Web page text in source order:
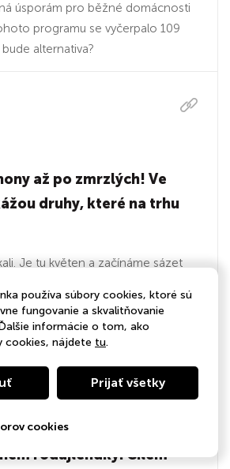
úsporám pro běžné domácnosti
programu se vyčerpalo 109
alternativa?
až po zmrzlých! Ve
druhy, které na trhu
Je tu květen a začínáme sázet
radí vyčkat se sázením tzv. po
rodajlendky. Cílem
používa súbory cookies, ktoré sú
fungovanie a skvalitňovanie
informácie o tom, ako
cookies, nájdete tu.
Prijať všetky
cookies